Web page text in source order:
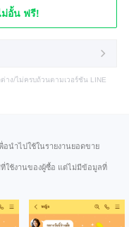
ม่อั้น ฟรี!
าง/ไม่ครบถ้วนตามเวอร์ชัน LINE
อนำไปใช้ในรายงานยอดขาย
ใช้งานของผู้ซื้อ แต่ไม่มีข้อมูลที่